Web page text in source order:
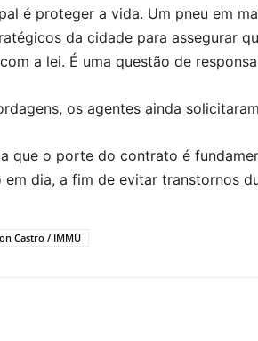
é proteger a vida. Um pneu em
da cidade para assegurar
a lei. É uma questão de
os agentes ainda
que o porte do contrato é
em dia, a fim de evitar transtornos
Castro / IMMU